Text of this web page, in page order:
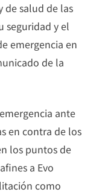
de salud de las
seguridad y el
emergencia en
de la
ante
en contra de los
los puntos de
a Evo
como